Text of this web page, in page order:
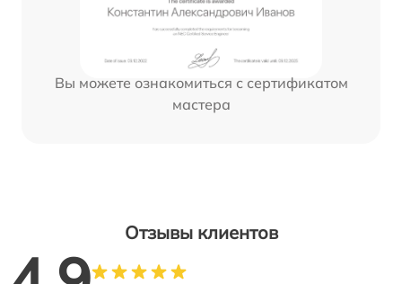
Вы можете ознакомиться с сертификатом
мастера
Отзывы клиентов